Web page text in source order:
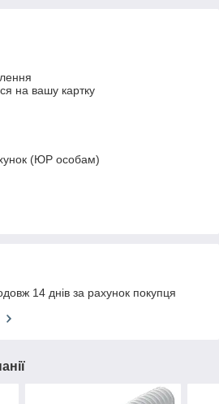
на вашу картку
(ЮР особам)
14 днів за рахунок покупця